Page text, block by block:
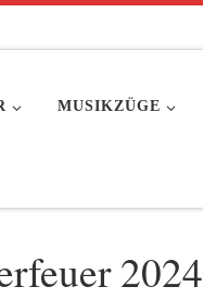
MUSIKZÜGE
2024